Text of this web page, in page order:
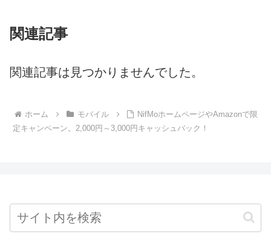
関連記事
関連記事は見つかりませんでした。
ホーム モバイル
NifMoホームページやAmazonで限
定キャンペーン。2,000円～3,000円キャッシュバック！